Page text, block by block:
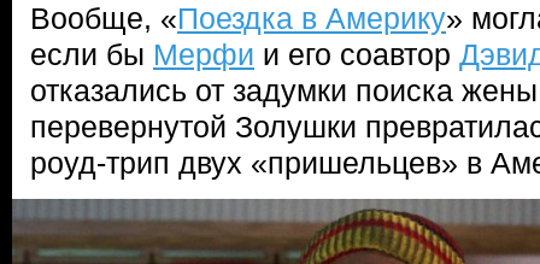
Вообще, «Поездка в Америку»
если бы Мерфи и его соавтор
отказались от задумки поиска
перевернутой Золушки
роуд-трип двух «пришельцев» в